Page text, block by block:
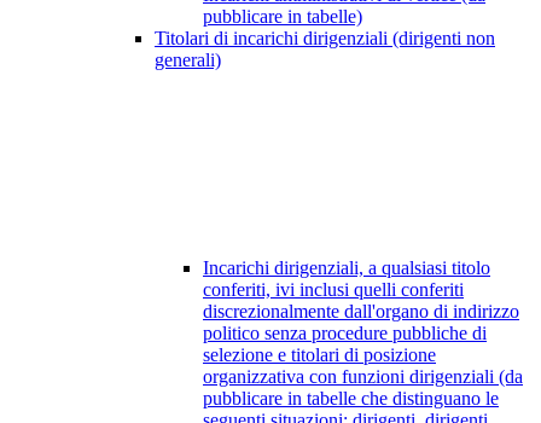
pubblicare in tabelle)
Titolari di incarichi dirigenziali (dirigenti non
generali)
Incarichi dirigenziali, a qualsiasi titolo
conferiti, ivi inclusi quelli conferiti
discrezionalmente dall'organo di indirizzo
politico senza procedure pubbliche di
selezione e titolari di posizione
organizzativa con funzioni dirigenziali (da
pubblicare in tabelle che distinguano le